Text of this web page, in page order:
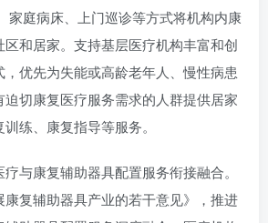
家庭病床、上门巡诊等方式将机构内康
和居家。支持基层医疗机构丰富和创
优先为失能或高龄老年人、慢性病患
切康复医疗服务需求的人群提供居家
练、康复指导等服务。
疗与康复辅助器具配置服务衔接融合。
复辅助器具产业的若干意见》，推进